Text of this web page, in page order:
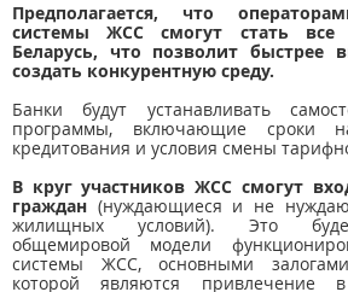
Предполагается, что
системы ЖСС смогут стать все
Беларусь, что позволит быстрее
создать конкурентную среду.
Банки будут устанавливать
программы, включающие сроки
кредитования и условия смены
В круг участников ЖСС смогут
граждан (нуждающиеся и не
жилищных условий). Это будет
общемировой модели
системы ЖСС, основными
которой являются привлечение